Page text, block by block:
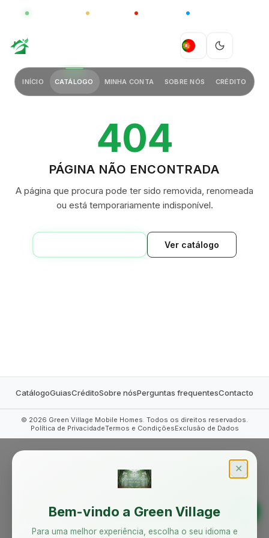
GLOBAL CHINA
PT
INÍCIO CATÁLOGO MINHA CONTA SOBRE NÓS CRÉDITO
404
PÁGINA NÃO ENCONTRADA
A página que procura pode ter sido removida, renomeada
ou está temporariamente indisponível.
Ver catálogo
CatálogoGuiasCréditoSobre nósPerguntas frequentesContacto
© 2026 Green Village Mobile Homes. Todos os direitos reservados.
Política de PrivacidadeTermos e CondiçõesExclusão de Dados
✕
Bem-vindo a Green Village
Para uma melhor experiência, escolha o seu idioma e